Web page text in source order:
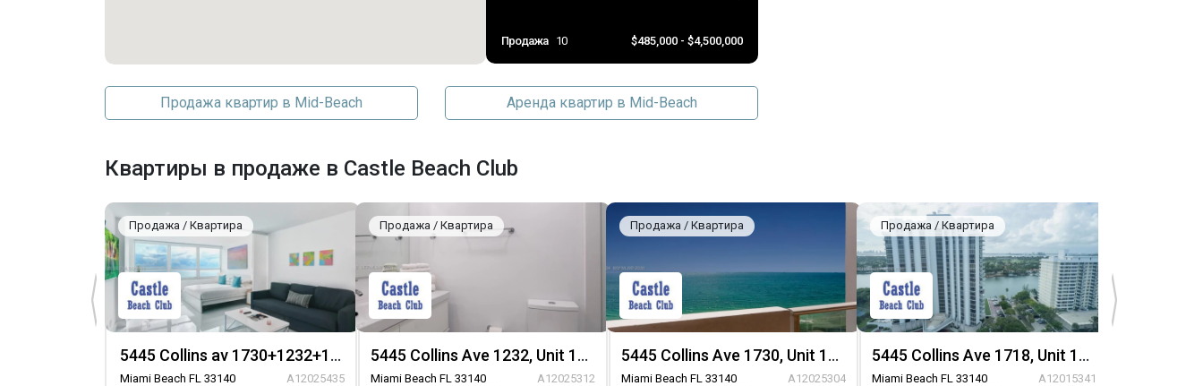
Продажа 10 $485,000 - $4,500,000
Продажа квартир в Mid-Beach Аренда квартир в Mid-Beach
Квартиры в продаже в Castle Beach Club
Продажа / Квартира
5445 Collins av 1730+1232+1424+928+724+12, Unit 1730+1232+1424+928+724+12
Miami Beach FL 33140
A12025435
Продажа / Квартира
5445 Collins Ave 1232, Unit 1232
Miami Beach FL 33140
A12025312
Продажа / Квартира
5445 Collins Ave 1730, Unit 1730
Miami Beach FL 33140
A12025304
Продажа / Квартира
5445 Collins Ave 1718, Unit 1718
Miami Beach FL 33140
A12015341